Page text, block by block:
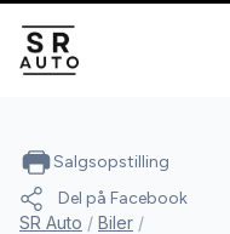
Salgsopstilling
Del på Facebook
SR Auto / Biler /